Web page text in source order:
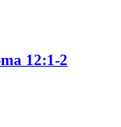
12:1-2